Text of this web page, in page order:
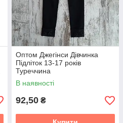
Оптом Джегінси Дівчинка
Підліток 13-17 років
Туреччина
В наявності
92,50 ₴